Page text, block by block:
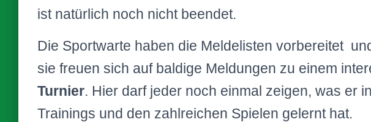
ist natürlich noch nicht beendet.
Die Sportwarte haben die Meldelisten vorbereitet
sie freuen sich auf baldige Meldungen zu einem
Turnier. Hier darf jeder noch einmal zeigen, was er
Trainings und den zahlreichen Spielen gelernt hat.